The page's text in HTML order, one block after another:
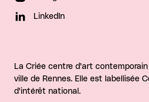
LinkedIn
La Criée centre d'art
ville de Rennes. Elle est labellisée
d'intérêt national.